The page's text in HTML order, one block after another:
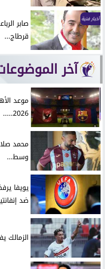
أخبار فنية
قرطاج...
آخر
موعد
2026.....
محمد
وسط...
يويفا
ضد
الزمالك